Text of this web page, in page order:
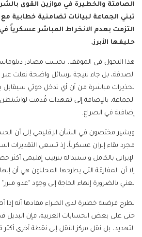
الصامتة والخطيرة في موازين القوى
تبني الجماعة لبيانات تضامنية خطابية
التزمت بعدم الانخراط المباشر عسكرياً
حليفها الأبرز.
هذا التحول في الموقف، بحسب مصادر
الصدفة، بل جاء نتيجة لرسائل واضحة نقلت
تحذيرات مباشرة من أن أي تدخل حوثي سيقابل
الجماعة، بالإضافة إلى تعهدات قُدمت
إضافية في الصراع.
ويشير مختصون في الشأن الإقليمي إلى أن
مجرد بقاء إيران عسكرياً، إذ تسعى التقديرات
الإيراني بالكامل واستبداله بترتيب إقليمي أكثر
إلا أن المفارقة التي يطرحها المحللون هي أن
يعني بالضرورة إنهاء الحاجة إلى وجود "عدو
تطرح فرضية خطيرة لدى الخبراء مفادها أنه إذا
حتى على بعض الحسابات الغربية، فإن البديل
التهديد، بل نقل مركز الثقل إلى نقطة أخرى أكثر